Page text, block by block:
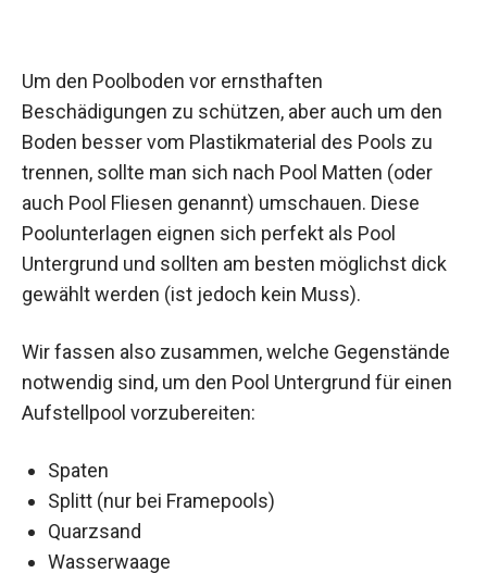
Um den Poolboden vor ernsthaften
Beschädigungen zu schützen, aber auch um den
Boden besser vom Plastikmaterial des Pools zu
trennen, sollte man sich nach Pool Matten (oder
auch Pool Fliesen genannt) umschauen. Diese
Poolunterlagen eignen sich perfekt als Pool
Untergrund und sollten am besten möglichst dick
gewählt werden (ist jedoch kein Muss).
Wir fassen also zusammen, welche Gegenstände
notwendig sind, um den Pool Untergrund für einen
Aufstellpool vorzubereiten:
Spaten
Splitt (nur bei Framepools)
Quarzsand
Wasserwaage